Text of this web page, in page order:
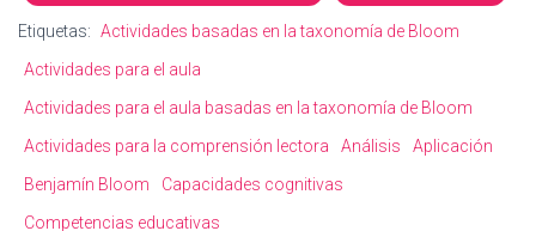
Etiquetas: Actividades basadas en la taxonomía de Bloom
Actividades para el aula
Actividades para el aula basadas en la taxonomía de Bloom
Actividades para la comprensión lectora
Análisis
Aplicación
Benjamín Bloom
Capacidades cognitivas
Competencias educativas